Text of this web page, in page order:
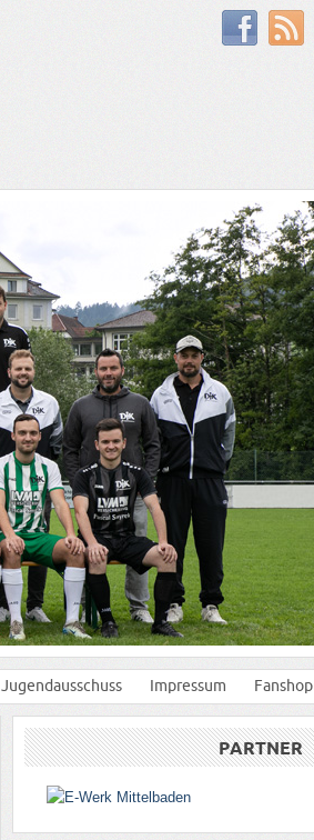
Jugendausschuss Impressum Fanshop
PARTNER